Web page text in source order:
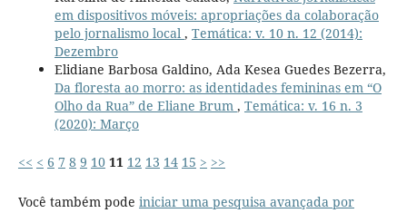
em dispositivos móveis: apropriações da colaboração
pelo jornalismo local , Temática: v. 10 n. 12 (2014):
Dezembro
Elidiane Barbosa Galdino, Ada Kesea Guedes Bezerra,
Da floresta ao morro: as identidades femininas em “O
Olho da Rua” de Eliane Brum , Temática: v. 16 n. 3
(2020): Março
<< < 6 7 8 9 10 11 12 13 14 15 > >>
Você também pode iniciar uma pesquisa avançada por